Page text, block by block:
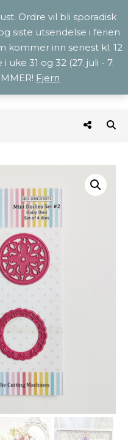
Ordre vil bli sporadisk
siste utsendelse i ferien
kommer inn senest kl. 12
31 og 32 (27. juli - 7.
Fjern